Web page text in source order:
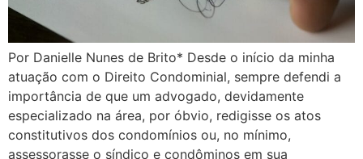
Por Danielle Nunes de Brito* Desde o início da minha
atuação com o Direito Condominial, sempre defendi a
importância de que um advogado, devidamente
especializado na área, por óbvio, redigisse os atos
constitutivos dos condomínios ou, no mínimo,
assessorasse o síndico e condôminos em sua